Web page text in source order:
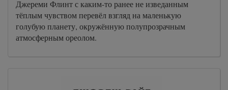
Джереми Флинт с каким-то ранее не изведанным
тёплым чувством перевёл взгляд на маленькую
голубую планету, окружённую полупрозрачным
атмосферным ореолом.